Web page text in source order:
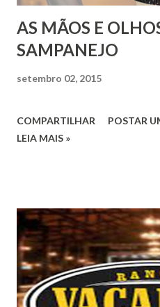
AS MÃOS E
SAMPANEJO
setembro 02, 2015
COMPARTILHAR
POSTAR
LEIA MAIS »